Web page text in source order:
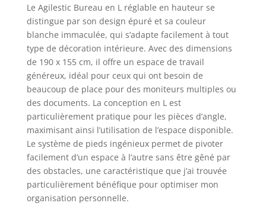
l'utilisateur et
enregistrée à l'aide de
3 boutons de
mémoire.
【Conception en L】 Le
bureau extra-large en
forme de L offre un
grand espace de
travail et peut être
adapté de manière
flexible à n'importe
quel coin de la
maison. Le plateau de
table est fabriqué à
partir de matériaux à
faible teneur en
Le Agilestic Bureau en L réglable en hauteur se
distingue par son design épuré et sa couleur
blanche immaculée, qui s’adapte facilement à tout
type de décoration intérieure. Avec des dimensions
de 190 x 155 cm, il offre un espace de travail
généreux, idéal pour ceux qui ont besoin de
beaucoup de place pour des moniteurs multiples ou
des documents. La conception en L est
particulièrement pratique pour les pièces d’angle,
maximisant ainsi l’utilisation de l’espace disponible.
Le système de pieds ingénieux permet de pivoter
facilement d’un espace à l’autre sans être gêné par
des obstacles, une caractéristique que j’ai trouvée
particulièrement bénéfique pour optimiser mon
organisation personnelle.